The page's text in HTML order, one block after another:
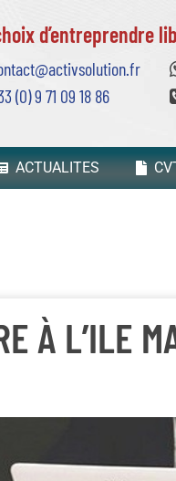
d’entreprendre
(0) 9 71 09 18 86
ACTUALITES
À L’ILE